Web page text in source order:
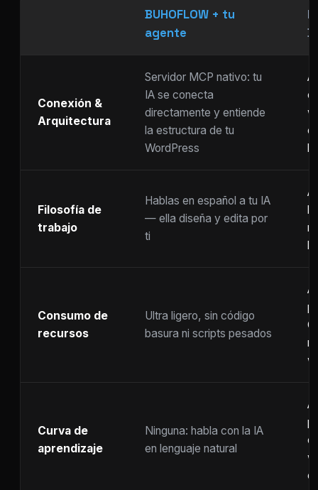
BUHOFLOW + tu
agente
Conexión &
Arquitectura
Servidor MCP nativo: tu
IA se conecta
directamente y entiende
la estructura de tu
WordPress
Filosofía de
trabajo
Hablas en español a tu IA
— ella diseña y edita por
ti
Consumo de
recursos
Ultra ligero, sin código
basura ni scripts pesados
Curva de
aprendizaje
Ninguna: habla con la IA
en lenguaje natural